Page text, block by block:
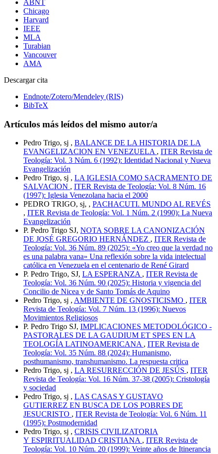
ABNT
Chicago
Harvard
IEEE
MLA
Turabian
Vancouver
AMA
Descargar cita
Endnote/Zotero/Mendeley (RIS)
BibTeX
Artículos más leídos del mismo autor/a
Pedro Trigo, sj , BALANCE DE LA HISTORIA DE LA
EVANGELIZACION EN VENEZUELA , ITER Revista de
Teología: Vol. 3 Núm. 6 (1992): Identidad Nacional y Nueva
Evangelización
Pedro Trigo, sj , LA IGLESIA COMO SACRAMENTO DE
SALVACION , ITER Revista de Teología: Vol. 8 Núm. 16
(1997): Iglesia Venezolana hacia el 2000
PEDRO TRIGO, sj, , PACHACUTI. MUNDO AL REVÉS
, ITER Revista de Teología: Vol. 1 Núm. 2 (1990): La Nueva
Evangelización
P. Pedro Trigo SJ, NOTA SOBRE LA CANONIZACIÓN
DE JOSÉ GREGORIO HERNÁNDEZ , ITER Revista de
Teología: Vol. 36 Núm. 89 (2025): «Yo creo que la verdad no
es una palabra vana» Una reflexión sobre la vida intelectual
católica en Venezuela en el centenario de René Girard
P. Pedro Trigo, SJ, LA ESPERANZA , ITER Revista de
Teología: Vol. 36 Núm. 90 (2025): Historia y vigencia del
Concilio de Nicea y de Santo Tomás de Aquino
Pedro Trigo, sj , AMBIENTE DE GNOSTICISMO , ITER
Revista de Teología: Vol. 7 Núm. 13 (1996): Nuevos
Movimientos Religiosos
P. Pedro Trigo SJ, IMPLICACIONES METODOLÓGICO -
PASTORALES DE LA GAUDIUM ET SPES EN LA
TEOLOGÍA LATINOAMERICANA , ITER Revista de
Teología: Vol. 35 Núm. 88 (2024): Humanismo,
posthumanismo, transhumanismo. La respuesta critica
Pedro Trigo, sj , LA RESURRECCIÓN DE JESÚS , ITER
Revista de Teología: Vol. 16 Núm. 37-38 (2005): Cristología
y sociedad
Pedro Trigo, sj , LAS CASAS Y GUSTAVO
GUTIERREZ EN BUSCA DE LOS POBRES DE
JESUCRISTO , ITER Revista de Teología: Vol. 6 Núm. 11
(1995): Postmodernidad
Pedro Trigo, sj , CRISIS CIVILIZATORIA
Y ESPIRITUALIDAD CRISTIANA , ITER Revista de
Teología: Vol. 10 Núm. 20 (1999): Veinte años de Itinerancia